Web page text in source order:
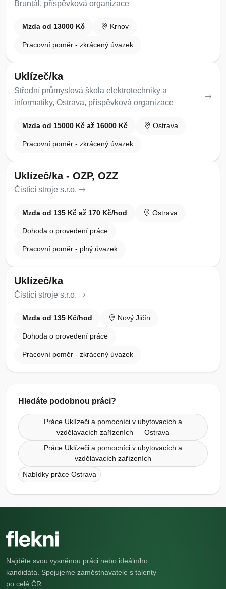
Bruntál, příspěvková organizace
Mzda od 13000 Kč Krnov
Pracovní poměr - zkrácený úvazek
Uklízeč/ka
Střední průmyslová škola elektrotechniky a
informatiky, Ostrava, příspěvková organizace
Mzda od 15000 Kč až 16000 Kč Ostrava
Pracovní poměr - zkrácený úvazek
Uklízeč/ka - OZP, OZZ
Čistící stroje s.r.o.
Mzda od 135 Kč až 170 Kč/hod Ostrava
Dohoda o provedení práce
Pracovní poměr - plný úvazek
Uklízeč/ka
Čistící stroje s.r.o.
Mzda od 135 Kč/hod Nový Jičín
Dohoda o provedení práce
Pracovní poměr - zkrácený úvazek
Hledáte podobnou práci?
Práce Uklízeči a pomocníci v ubytovacích a
vzdělávacích zařízeních — Ostrava
Práce Uklízeči a pomocníci v ubytovacích a
vzdělávacích zařízeních
Nabídky práce Ostrava
Najděte svou vysněnou práci nebo ideálního
kandidáta. Spojujeme zaměstnavatele s talenty
po celé ČR.